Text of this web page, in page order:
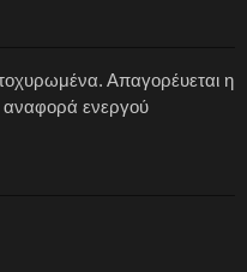
Απαγορέυεται η
ενεργού